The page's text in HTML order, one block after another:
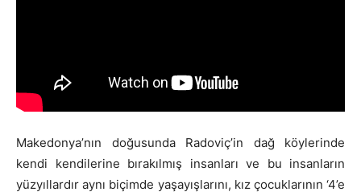
Makedonya’nın doğusunda Radoviç’in dağ köylerinde
kendi kendilerine bırakılmış insanları ve bu insanların
yüzyıllardır aynı biçimde yaşayışlarını, kız çocuklarının ‘4’e